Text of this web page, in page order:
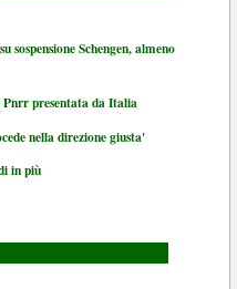
sospensione Schengen, almeno
Pnrr presentata da Italia
nella direzione giusta'
in più